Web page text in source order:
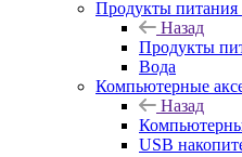
Продукты питания
Назад
Продукты
Вода
Компьютерные
Назад
USB